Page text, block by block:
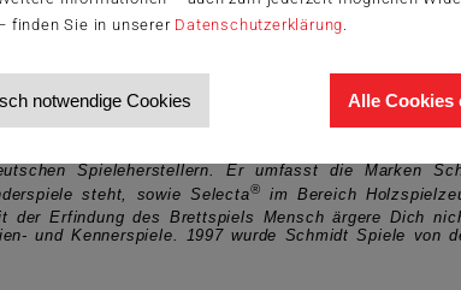
finden Sie in unserer Datenschutzerklärung
notwendige Cookies Alle Cookies
ein Wort und Time to Schein
Spieleherstellern. Er umfasst die Marken
steht, sowie Selecta® im Bereich
der Erfindung des Brettspiels Mensch ärgere Dich
und Kennerspiele. 1997 wurde Schmidt Spiele von